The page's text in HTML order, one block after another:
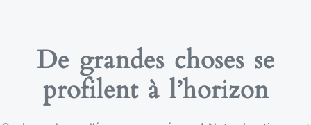
De grandes choses se
profilent à l’horizon